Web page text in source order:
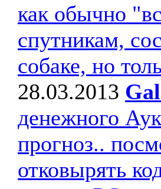
как обычно
спутникам,
собаке, но
28.03.2013
денежного
прогноз..
отковырять